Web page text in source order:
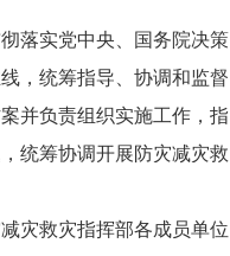
落实党中央、国务院决策
，统筹指导、协调和监督
并负责组织实施工作，指
统筹协调开展防灾减灾救
灾救灾指挥部各成员单位